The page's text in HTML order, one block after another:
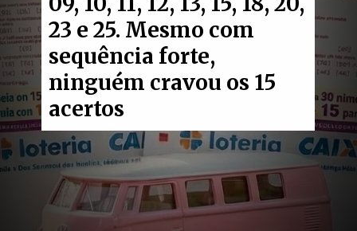
23 e 25. Mesmo com
sequência forte,
ninguém cravou os 15
acertos